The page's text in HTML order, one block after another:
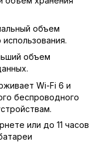
объем
объем
Wi-Fi 6 и
беспроводного
или до 11 часов